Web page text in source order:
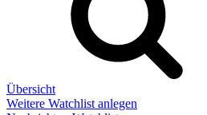
Übersicht
Weitere Watchlist anlegen